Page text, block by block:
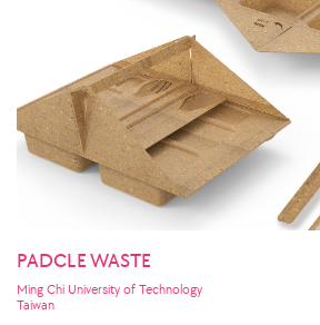
PADCLE WASTE
Ming Chi University of Technology
Taiwan